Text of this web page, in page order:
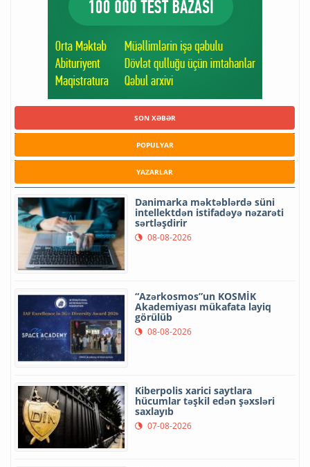
SON XƏBƏR
POPULYAR
YAZARLAR
Danimarka məktəblərdə süni
intellektdən istifadəyə nəzarəti
sərtləşdirir
08-08-2026
“Azərkosmos”un KOSMİK
Akademiyası mükafata layiq
görülüb
08-08-2026
Kiberpolis xarici saytlara
hücumlar təşkil edən şəxsləri
saxlayıb
07-08-2026